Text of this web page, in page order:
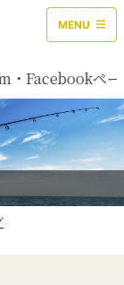
MENU
Facebookペー